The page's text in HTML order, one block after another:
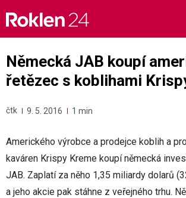
content
Německá JAB koupí
řetězec s koblihami
čtk 9. 5. 2016 1 min
Amerického výrobce a prodejce koblih a
kaváren Krispy Kreme koupí německá
JAB. Zaplatí za něho 1,35 miliardy dolarů
a jeho akcie pak stáhne z veřejného trhu.